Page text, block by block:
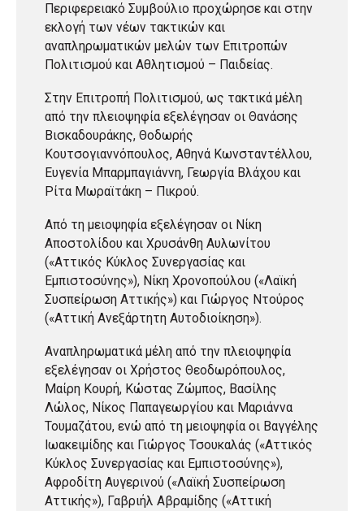
Περιφερειακό Συμβούλιο προχώρησε και στην
εκλογή των νέων τακτικών και
αναπληρωματικών μελών των Επιτροπών
Πολιτισμού και Αθλητισμού – Παιδείας.
Στην Επιτροπή Πολιτισμού, ως τακτικά μέλη
από την πλειοψηφία εξελέγησαν οι Θανάσης
Βισκαδουράκης, Θοδωρής
Κουτσογιαννόπουλος, Αθηνά Κωνσταντέλλου,
Ευγενία Μπαρμπαγιάννη, Γεωργία Βλάχου και
Ρίτα Μωραϊτάκη – Πικρού.
Από τη μειοψηφία εξελέγησαν οι Νίκη
Αποστολίδου και Χρυσάνθη Αυλωνίτου
(«Αττικός Κύκλος Συνεργασίας και
Εμπιστοσύνης»), Νίκη Χρονοπούλου («Λαϊκή
Συσπείρωση Αττικής») και Γιώργος Ντούρος
(«Αττική Ανεξάρτητη Αυτοδιοίκηση»).
Αναπληρωματικά μέλη από την πλειοψηφία
εξελέγησαν οι Χρήστος Θεοδωρόπουλος,
Μαίρη Κουρή, Κώστας Ζώμπος, Βασίλης
Λώλος, Νίκος Παπαγεωργίου και Μαριάννα
Τουμαζάτου, ενώ από τη μειοψηφία οι Βαγγέλης
Ιωακειμίδης και Γιώργος Τσουκαλάς («Αττικός
Κύκλος Συνεργασίας και Εμπιστοσύνης»),
Αφροδίτη Αυγερινού («Λαϊκή Συσπείρωση
Αττικής»), Γαβριήλ Αβραμίδης («Αττική